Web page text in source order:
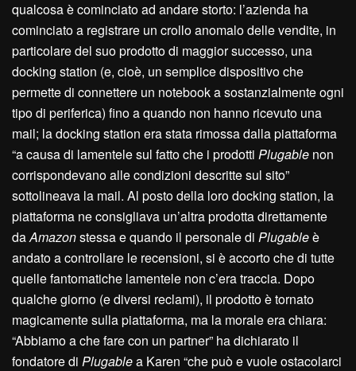
qualcosa è cominciato ad andare storto: l’azienda ha
cominciato a registrare un crollo anomalo delle vendite, in
particolare del suo prodotto di maggior successo, una
docking station (e, cioè, un semplice dispositivo che
permette di connettere un notebook a sostanzialmente ogni
tipo di periferica) fino a quando non hanno ricevuto una
mail; la docking station era stata rimossa dalla piattaforma
“a causa di lamentele sul fatto che i prodotti Plugable non
corrispondevano alle condizioni descritte sul sito”
sottolineava la mail. Al posto della loro docking station, la
piattaforma ne consigliava un’altra prodotta direttamente
daAmazonstessa e quando il personale di Plugableè
andato a controllare le recensioni, si è accorto che di tutte
quelle fantomatiche lamentele non c’era traccia. Dopo
qualche giorno (e diversi reclami), il prodotto è tornato
magicamente sulla piattaforma, ma la morale era chiara:
“Abbiamo a che fare con un partner” ha dichiarato il
fondatore di Plugablea Karen “che può e vuole ostacolarci